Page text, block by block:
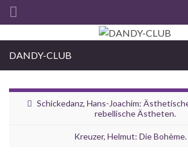
Search for:
DANDY-CLUB
Schickedanz, Hans-Joachim:
rebellische Ästheten.
Kreuzer, Helmut: Die Bohème.